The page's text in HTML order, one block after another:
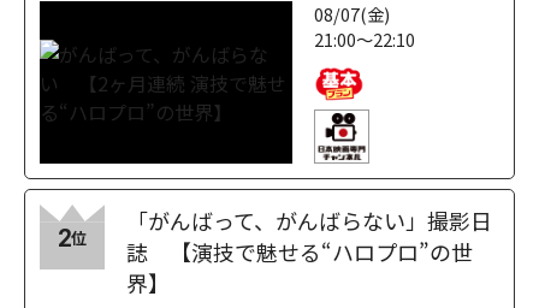
08/07(金)
21:00～22:10
2位
「がんばって、がんばらない」撮影日
誌 【演技で魅せる“ハロプロ”の世
界】